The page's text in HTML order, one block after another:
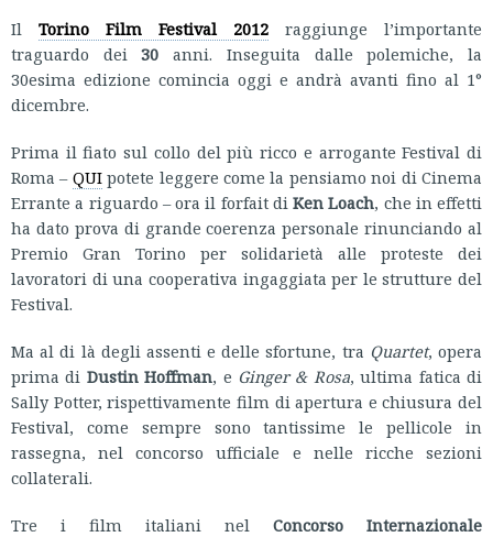
Il Torino Film Festival 2012
raggiunge l’importante
traguardo dei30 anni. Inseguita dalle polemiche, la
30esima edizione comincia oggi e andrà avanti fino al 1°
dicembre.
Prima il fiato sul collo del più ricco e arrogante Festival di
Roma – QUIpotete leggere come la pensiamo noi di Cinema
Errante a riguardo – ora il forfait di Ken Loach, che in effetti
ha dato prova di grande coerenza personale rinunciando al
Premio Gran Torino per solidarietà alle proteste dei
lavoratori di una cooperativa ingaggiata per le strutture del
Festival.
Ma al di là degli assenti e delle sfortune, tra Quartet, opera
prima di Dustin Hoffman, e Ginger & Rosa, ultima fatica di
Sally Potter, rispettivamente film di apertura e chiusura del
Festival, come sempre sono tantissime le pellicole in
rassegna, nel concorso ufficiale e nelle ricche sezioni
collaterali.
Tre i film italiani nel Concorso Internazionale